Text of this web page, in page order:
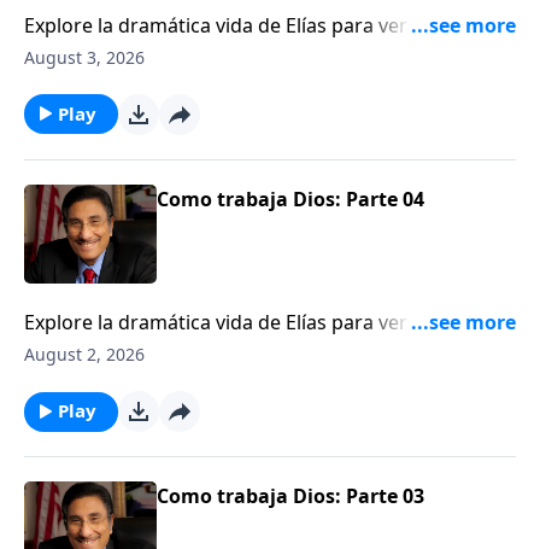
Explore la dramática vida de Elías para ver una
ilustración de cómo Dios trabaja detrás del velo.
August 3, 2026
Play
Como trabaja Dios: Parte 04
Explore la dramática vida de Elías para ver una
ilustración de cómo Dios trabaja detrás del velo.
August 2, 2026
Play
Como trabaja Dios: Parte 03